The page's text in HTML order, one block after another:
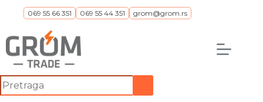
069 55 66 351 069 55 44 351 grom@grom.rs
No
results